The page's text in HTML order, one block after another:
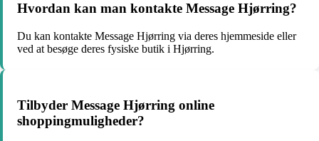
Hvordan kan man kontakte Message Hjørring?
Du kan kontakte Message Hjørring via deres hjemmeside eller
ved at besøge deres fysiske butik i Hjørring.
Tilbyder Message Hjørring online
shoppingmuligheder?